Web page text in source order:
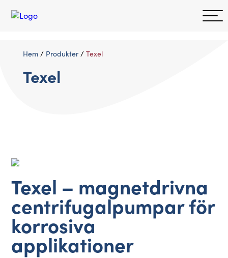
Hem/ Produkter/ Texel
Texel
Texel – magnetdrivna
centrifugalpumpar för
korrosiva
applikationer